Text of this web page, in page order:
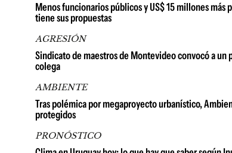
Menos funcionarios públicos y US$ 15 millones
tiene sus propuestas
AGRESIÓN
Sindicato de maestros de Montevideo convocó a un
colega
AMBIENTE
Tras polémica por megaproyecto urbanístico,
protegidos
PRONÓSTICO